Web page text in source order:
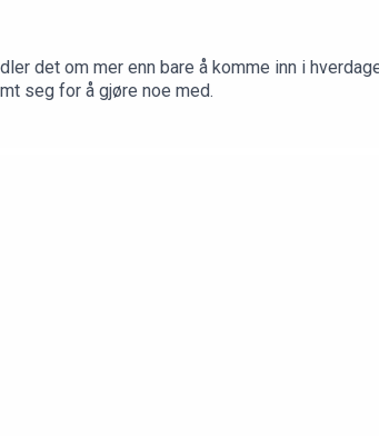
det om mer enn bare å komme inn i
seg for å gjøre noe med.